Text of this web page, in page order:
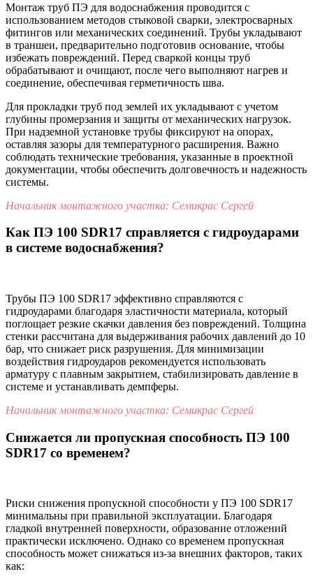
Монтаж труб ПЭ для водоснабжения проводится с
использованием методов стыковой сварки, электросварных
фитингов или механических соединений. Трубы укладывают
в траншеи, предварительно подготовив основание, чтобы
избежать повреждений. Перед сваркой концы труб
обрабатывают и очищают, после чего выполняют нагрев и
соединение, обеспечивая герметичность шва.
Для прокладки труб под землей их укладывают с учетом
глубины промерзания и защиты от механических нагрузок.
При надземной установке трубы фиксируют на опорах,
оставляя зазоры для температурного расширения. Важно
соблюдать технические требования, указанные в проектной
документации, чтобы обеспечить долговечность и надежность
системы.
Начальник монтажного участка: Семикрас Сергей
Как ПЭ 100 SDR17 справляется с гидроударами
в системе водоснабжения?
Трубы ПЭ 100 SDR17 эффективно справляются с
гидроударами благодаря эластичности материала, который
поглощает резкие скачки давления без повреждений. Толщина
стенки рассчитана для выдерживания рабочих давлений до 10
бар, что снижает риск разрушения. Для минимизации
воздействия гидроударов рекомендуется использовать
арматуру с плавным закрытием, стабилизировать давление в
системе и устанавливать демпферы.
Начальник монтажного участка: Семикрас Сергей
Снижается ли пропускная способность ПЭ 100
SDR17 со временем?
Риски снижения пропускной способности у ПЭ 100 SDR17
минимальны при правильной эксплуатации. Благодаря
гладкой внутренней поверхности, образование отложений
практически исключено. Однако со временем пропускная
способность может снижаться из-за внешних факторов, таких
как: